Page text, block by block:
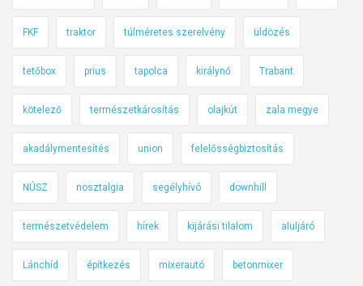
FKF traktor túlméretes szerelvény üldözés
tetőbox prius tapolca királynő Trabant
kötelező természetkárosítás olajkút zala megye
akadálymentesítés union felelősségbiztosítás
NÚSZ nosztalgia segélyhívó downhill
természetvédelem hírek kijárási tilalom aluljáró
Lánchíd építkezés mixerautó betonmixer